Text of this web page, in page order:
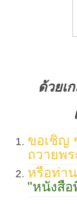
ด้วยเ
ขอเชิญ
ถวายพ
หรือท่า
"หนังสื